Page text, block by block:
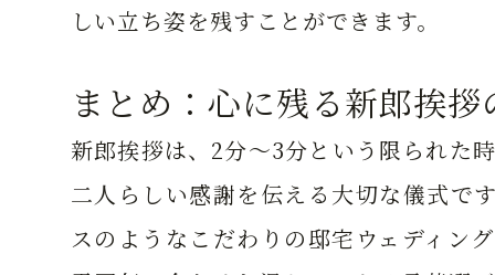
しい立ち姿を残すことができます。
まとめ：心に残る新郎挨
新郎挨拶は、2分〜3分という限られた
二人らしい感謝を伝える大切な儀式で
スのようなこだわりの邸宅ウェディン